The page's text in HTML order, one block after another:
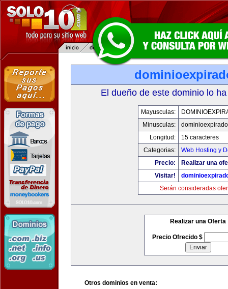
El dueño de este dominio lo
Mayusculas:
Minusculas:
Longitud:
15 caracteres
Categorias:
Web Hosting y
Precio:
Realizar una
Visitar!
Serán consideradas
Realizar una Oferta
Precio Ofrecido $
Otros dominios en venta: